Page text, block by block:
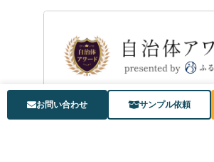
お問い合わせ サンプル依頼